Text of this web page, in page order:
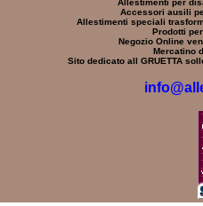
Allestimenti per
Accessori ausili
Allestimenti speciali
Prodotti
Negozio Online
Mercatino
Sito dedicato all GRUETTA